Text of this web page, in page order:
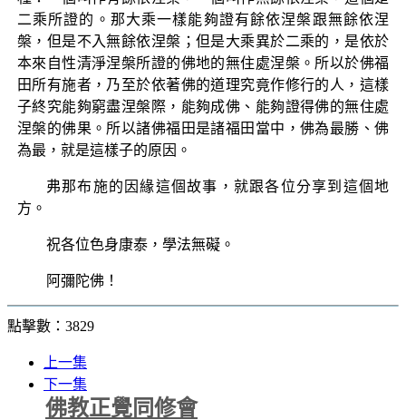
二乘所證的。那大乘一樣能夠證有餘依涅槃跟無餘依涅
槃，但是不入無餘依涅槃；但是大乘異於二乘的，是依於
本來自性清淨涅槃所證的佛地的無住處涅槃。所以於佛福
田所有施者，乃至於依著佛的道理究竟作修行的人，這樣
子終究能夠窮盡涅槃際，能夠成佛、能夠證得佛的無住處
涅槃的佛果。所以諸佛福田是諸福田當中，佛為最勝、佛
為最，就是這樣子的原因。
弗那布施的因緣這個故事，就跟各位分享到這個地
方。
祝各位色身康泰，學法無礙。
阿彌陀佛！
點擊數：3829
上一集
下一集
佛教正覺同修會